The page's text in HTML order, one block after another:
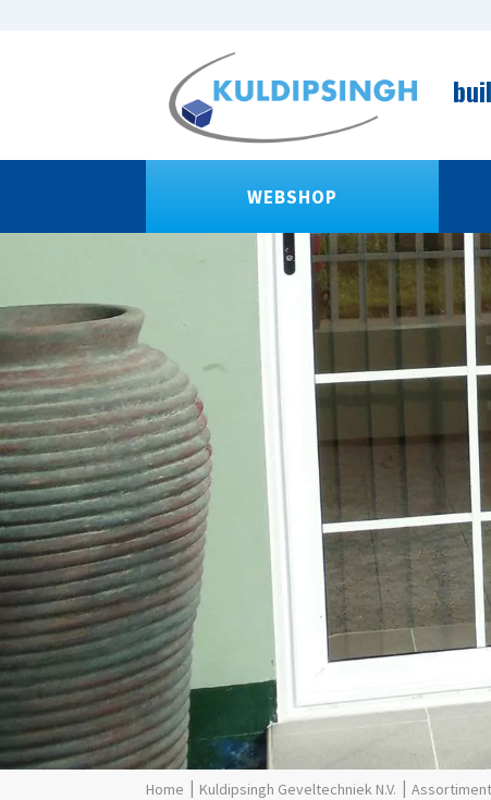
WEBSHOP
Kuldipsingh Geveltechniek N.V. Assortiment